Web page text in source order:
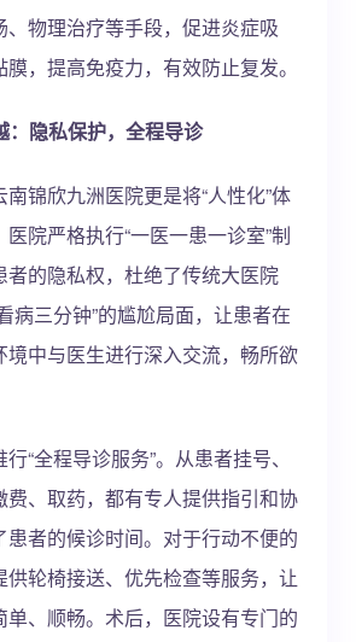
、物理治疗等手段，促进炎症吸
，提高免疫力，有效防止复发。
：隐私保护，全程导诊
锦欣九洲医院更是将“人性化”体
院严格执行“一医一患一诊室”制
者的隐私权，杜绝了传统大医院
病三分钟”的尴尬局面，让患者在
境中与医生进行深入交流，畅所欲
“全程导诊服务”。从患者挂号、
费、取药，都有专人提供指引和协
患者的候诊时间。对于行动不便的
供轮椅接送、优先检查等服务，让
单、顺畅。术后，医院设有专门的